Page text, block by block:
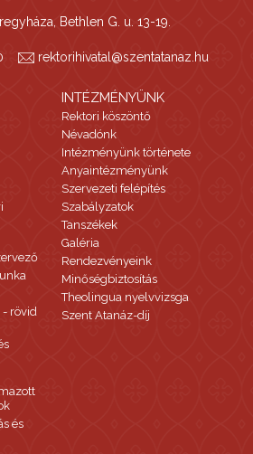
Bethlen G. u. 13-19.
rektorihivatal@szentatanaz.hu
- rövid
és
INTÉZMÉNYÜNK
Rektori köszöntő
Névadónk
Intézményünk története
Anyaintézményünk
Szervezeti felépítés
Szabályzatok
Tanszékek
Galéria
Rendezvényeink
Minőségbiztosítás
Theolingua nyelvvizsga
Szent Atanáz-díj